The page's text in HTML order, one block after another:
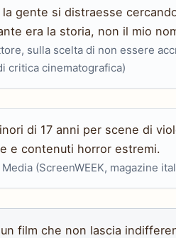
gente si distraesse
era la storia, non il mio
sulla scelta di non essere
critica cinematografica)
di 17 anni per scene di
e contenuti horror estremi.
(ScreenWEEK, magazine
film che non lascia